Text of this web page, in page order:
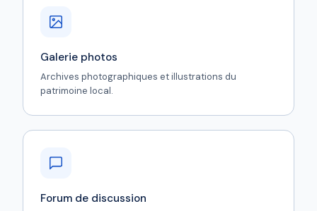
Galerie photos
Archives photographiques et illustrations du
patrimoine local.
Forum de discussion